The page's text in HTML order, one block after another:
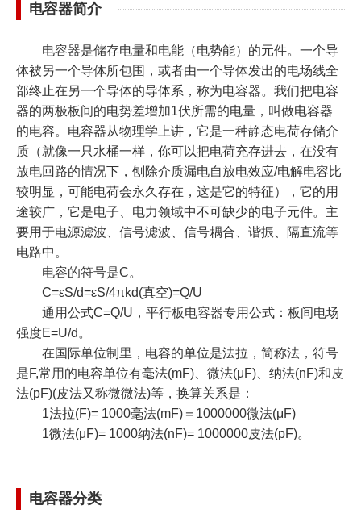
电容器简介
电容器是储存电量和电能（电势能）的元件。一个导
体被另一个导体所包围，或者由一个导体发出的电场线全
部终止在另一个导体的导体系，称为电容器。我们把电容
器的两极板间的电势差增加1伏所需的电量，叫做电容器
的电容。电容器从物理学上讲，它是一种静态电荷存储介
质（就像一只水桶一样，你可以把电荷充存进去，在没有
放电回路的情况下，刨除介质漏电自放电效应/电解电容比
较明显，可能电荷会永久存在，这是它的特征），它的用
途较广，它是电子、电力领域中不可缺少的电子元件。主
要用于电源滤波、信号滤波、信号耦合、谐振、隔直流等
电路中。
电容的符号是C。
C=εS/d=εS/4πkd(真空)=Q/U
通用公式C=Q/U，平行板电容器专用公式：板间电场
强度E=U/d。
在国际单位制里，电容的单位是法拉，简称法，符号
是F,常用的电容单位有毫法(mF)、微法(μF)、纳法(nF)和皮
法(pF)(皮法又称微微法)等，换算关系是：
1法拉(F)= 1000毫法(mF)＝1000000微法(μF)
1微法(μF)= 1000纳法(nF)= 1000000皮法(pF)。
电容器分类